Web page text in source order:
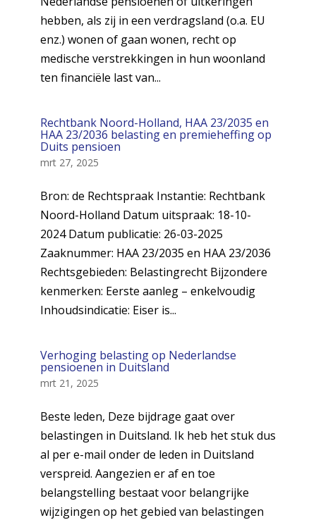
hebben, als zij in een verdragsland (o.a. EU
enz.) wonen of gaan wonen, recht op
medische verstrekkingen in hun woonland
ten financiële last van...
Rechtbank Noord-Holland, HAA 23/2035 en
HAA 23/2036 belasting en premieheffing op
Duits pensioen
mrt 27, 2025
Bron: de Rechtspraak Instantie: Rechtbank
Noord-Holland Datum uitspraak: 18-10-
2024 Datum publicatie: 26-03-2025
Zaaknummer: HAA 23/2035 en HAA 23/2036
Rechtsgebieden: Belastingrecht Bijzondere
kenmerken: Eerste aanleg – enkelvoudig
Inhoudsindicatie: Eiser is...
Verhoging belasting op Nederlandse
pensioenen in Duitsland
mrt 21, 2025
Beste leden, Deze bijdrage gaat over
belastingen in Duitsland. Ik heb het stuk dus
al per e-mail onder de leden in Duitsland
verspreid. Aangezien er af en toe
belangstelling bestaat voor belangrijke
wijzigingen op het gebied van belastingen